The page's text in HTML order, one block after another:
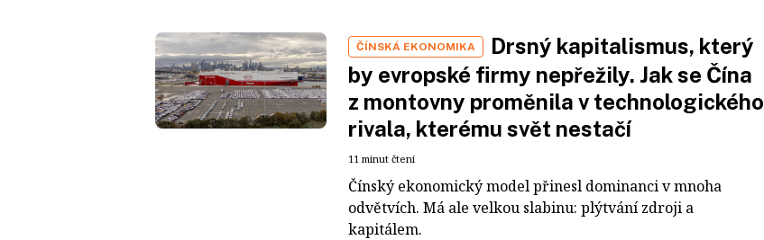
ČÍNSKÁ EKONOMIKA
Drsný kapitalismus, který
by evropské firmy nepřežily. Jak se Čína
z montovny proměnila v technologického
rivala, kterému svět nestačí
11 minut čtení
Čínský ekonomický model přinesl dominanci v mnoha
odvětvích. Má ale velkou slabinu: plýtvání zdroji a
kapitálem.